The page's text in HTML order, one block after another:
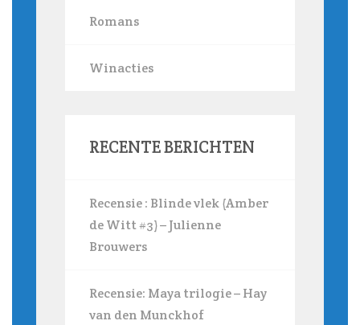
Romans
Winacties
RECENTE BERICHTEN
Recensie : Blinde vlek (Amber
de Witt #3) – Julienne
Brouwers
Recensie: Maya trilogie – Hay
van den Munckhof